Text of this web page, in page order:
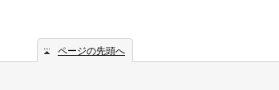
ページの先頭へ